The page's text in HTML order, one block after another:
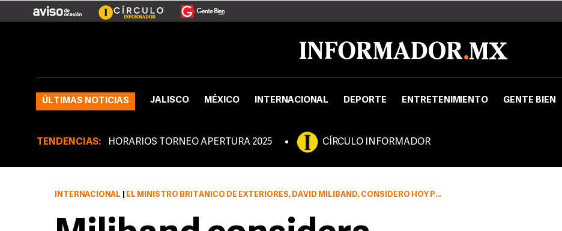
ÚLTIMAS NOTICIAS JALISCO MÉXICO INTERNACIONAL DEPORTE ENTRETENIMIENTO GENTE BIEN
TENDENCIAS: HORARIOS TORNEO APERTURA 2025 CÍRCULO INFORMADOR
INTERNACIONAL EL MINISTRO BRITÁNICO DE EXTERIORES, DAVID MILIBAND, CONSIDERÓ HOY PREMATURO AFIRMAR QUE AL QAEDA ESTÁ DETRÁS DE LOS ATENTADOS